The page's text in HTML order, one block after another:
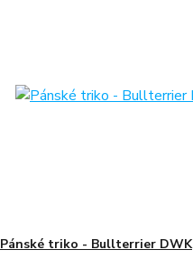
Pánské triko - Bullterrier DWK